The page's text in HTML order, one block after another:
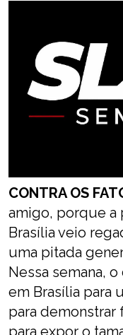
CONTRA OS
amigo, porque a
Brasília veio
uma pitada
Nessa semana,
em Brasília para
para demonstrar
para expor o